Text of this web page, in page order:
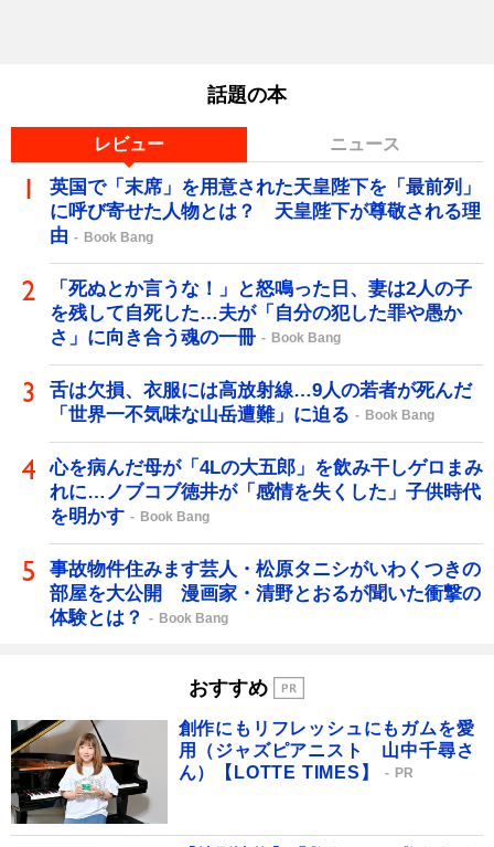
話題の本
レビュー ニュース
英国で「末席」を用意された天皇陛下を「最前列」
に呼び寄せた人物とは？ 天皇陛下が尊敬される理
由
Book Bang
「死ぬとか言うな！」と怒鳴った日、妻は2人の子
を残して自死した…夫が「自分の犯した罪や愚か
さ」に向き合う魂の一冊
Book Bang
舌は欠損、衣服には高放射線…9人の若者が死んだ
「世界一不気味な山岳遭難」に迫る
Book Bang
心を病んだ母が「4Lの大五郎」を飲み干しゲロまみ
れに…ノブコブ徳井が「感情を失くした」子供時代
を明かす
Book Bang
事故物件住みます芸人・松原タニシがいわくつきの
部屋を大公開 漫画家・清野とおるが聞いた衝撃の
体験とは？
Book Bang
おすすめ
創作にもリフレッシュにもガムを愛
用（ジャズピアニスト 山中千尋さ
ん）【LOTTE TIMES】
PR